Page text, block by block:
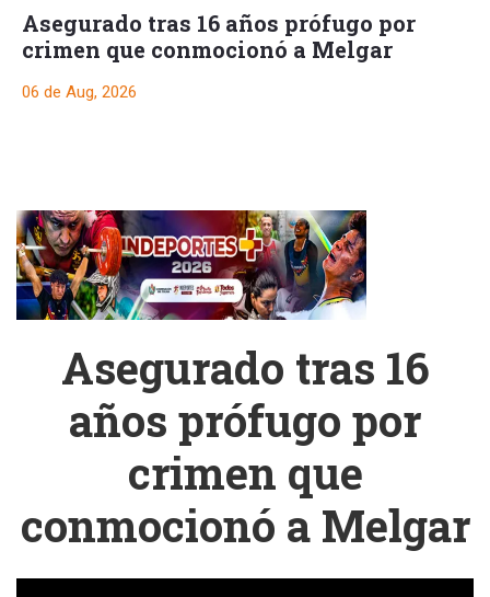
Asegurado tras 16 años prófugo por
crimen que conmocionó a Melgar
06 de Aug, 2026
Asegurado tras 16
años prófugo por
crimen que
conmocionó a Melgar